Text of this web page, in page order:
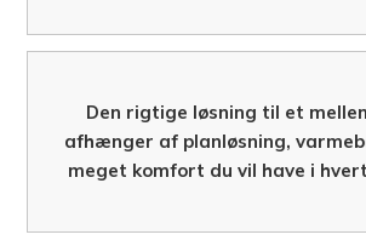
Den rigtige løsning til et
afhænger af planløsning,
meget komfort du vil have i